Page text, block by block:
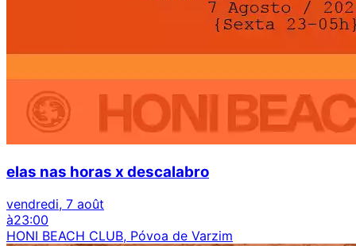
elas nas horas x descalabro
vendredi, 7 août
à23:00
HONI BEACH CLUB, Póvoa de Varzim